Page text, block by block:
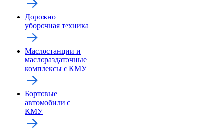
Дорожно-
уборочная техника
Маслостанции и
маслораздаточные
комплексы с КМУ
Бортовые
автомобили с
КМУ